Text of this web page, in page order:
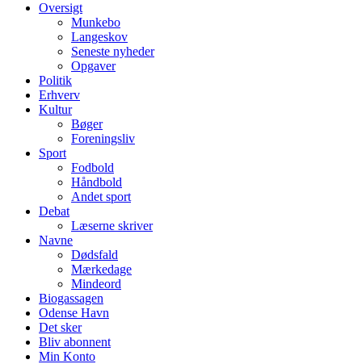
Oversigt
Munkebo
Langeskov
Seneste nyheder
Opgaver
Politik
Erhverv
Kultur
Bøger
Foreningsliv
Sport
Fodbold
Håndbold
Andet sport
Debat
Læserne skriver
Navne
Dødsfald
Mærkedage
Mindeord
Biogassagen
Odense Havn
Det sker
Bliv abonnent
Min Konto